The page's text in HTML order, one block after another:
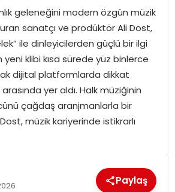
geleneğini modern özgün müzik
sanatçı ve prodüktör Ali Dost,
ile dinleyicilerden güçlü bir ilgi
yeni klibi kısa sürede yüz binlerce
dijital platformlarda dikkat
yer aldı. Halk müziğinin
çağdaş aranjmanlarla bir
müzik kariyerinde istikrarlı
Paylaş